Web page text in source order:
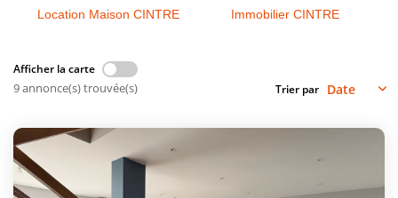
Nos Outils Pour Vendre
Location Maison CINTRE Immobilier CINTRE
Afficher la carte
9 annonce(s) trouvée(s) Trier par